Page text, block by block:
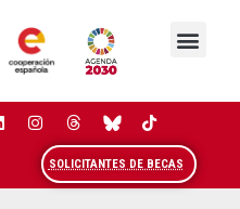
SOLICITANTES DE BECAS